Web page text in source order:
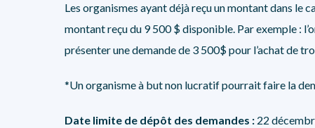
Les organismes ayant déjà reçu un montant dans le
montant reçu du 9 500 $ disponible. Par exemple :
présenter une demande de 3 500$ pour l’achat de
*Un organisme à but non lucratif pourrait faire la
Date limite de dépôt des demandes : 22